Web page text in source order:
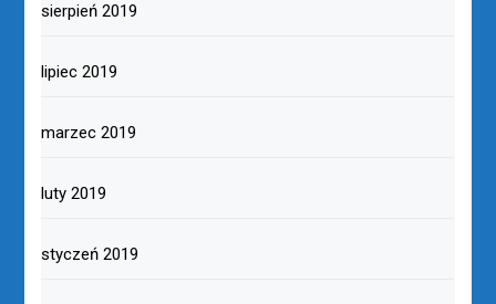
sierpień 2019
lipiec 2019
marzec 2019
luty 2019
styczeń 2019